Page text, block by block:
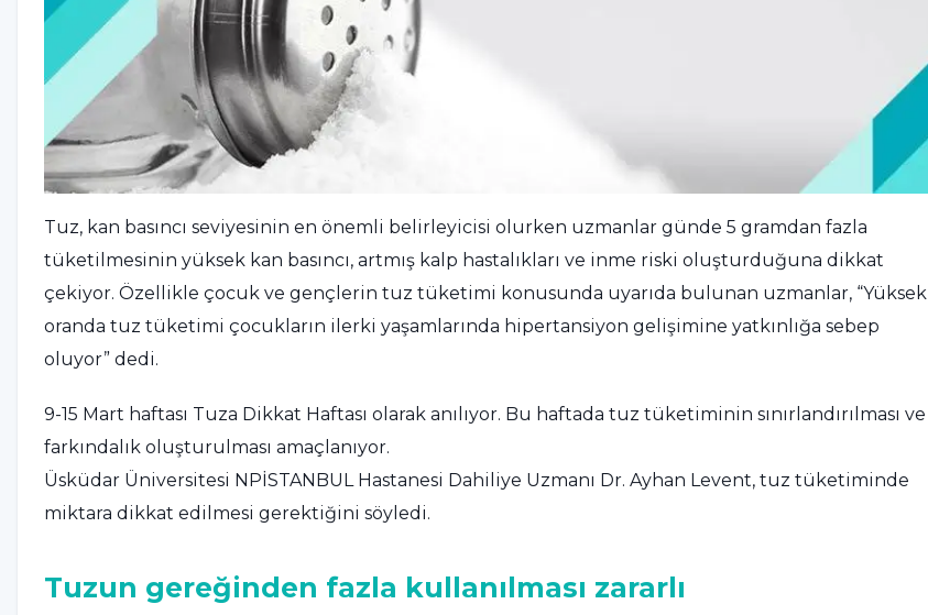
Tuz, kan basıncı seviyesinin en önemli belirleyicisi olurken uzmanlar günde 5 gramdan fazla
tüketilmesinin yüksek kan basıncı, artmış kalp hastalıkları ve inme riski oluşturduğuna dikkat
çekiyor. Özellikle çocuk ve gençlerin tuz tüketimi konusunda uyarıda bulunan uzmanlar, “Yüksek
oranda tuz tüketimi çocukların ilerki yaşamlarında hipertansiyon gelişimine yatkınlığa sebep
oluyor” dedi.
9-15 Mart haftası Tuza Dikkat Haftası olarak anılıyor. Bu haftada tuz tüketiminin sınırlandırılması ve
farkındalık oluşturulması amaçlanıyor.
Üsküdar Üniversitesi NPİSTANBUL Hastanesi Dahiliye Uzmanı Dr. Ayhan Levent, tuz tüketiminde
miktara dikkat edilmesi gerektiğini söyledi.
Tuzun gereğinden fazla kullanılması zararlı